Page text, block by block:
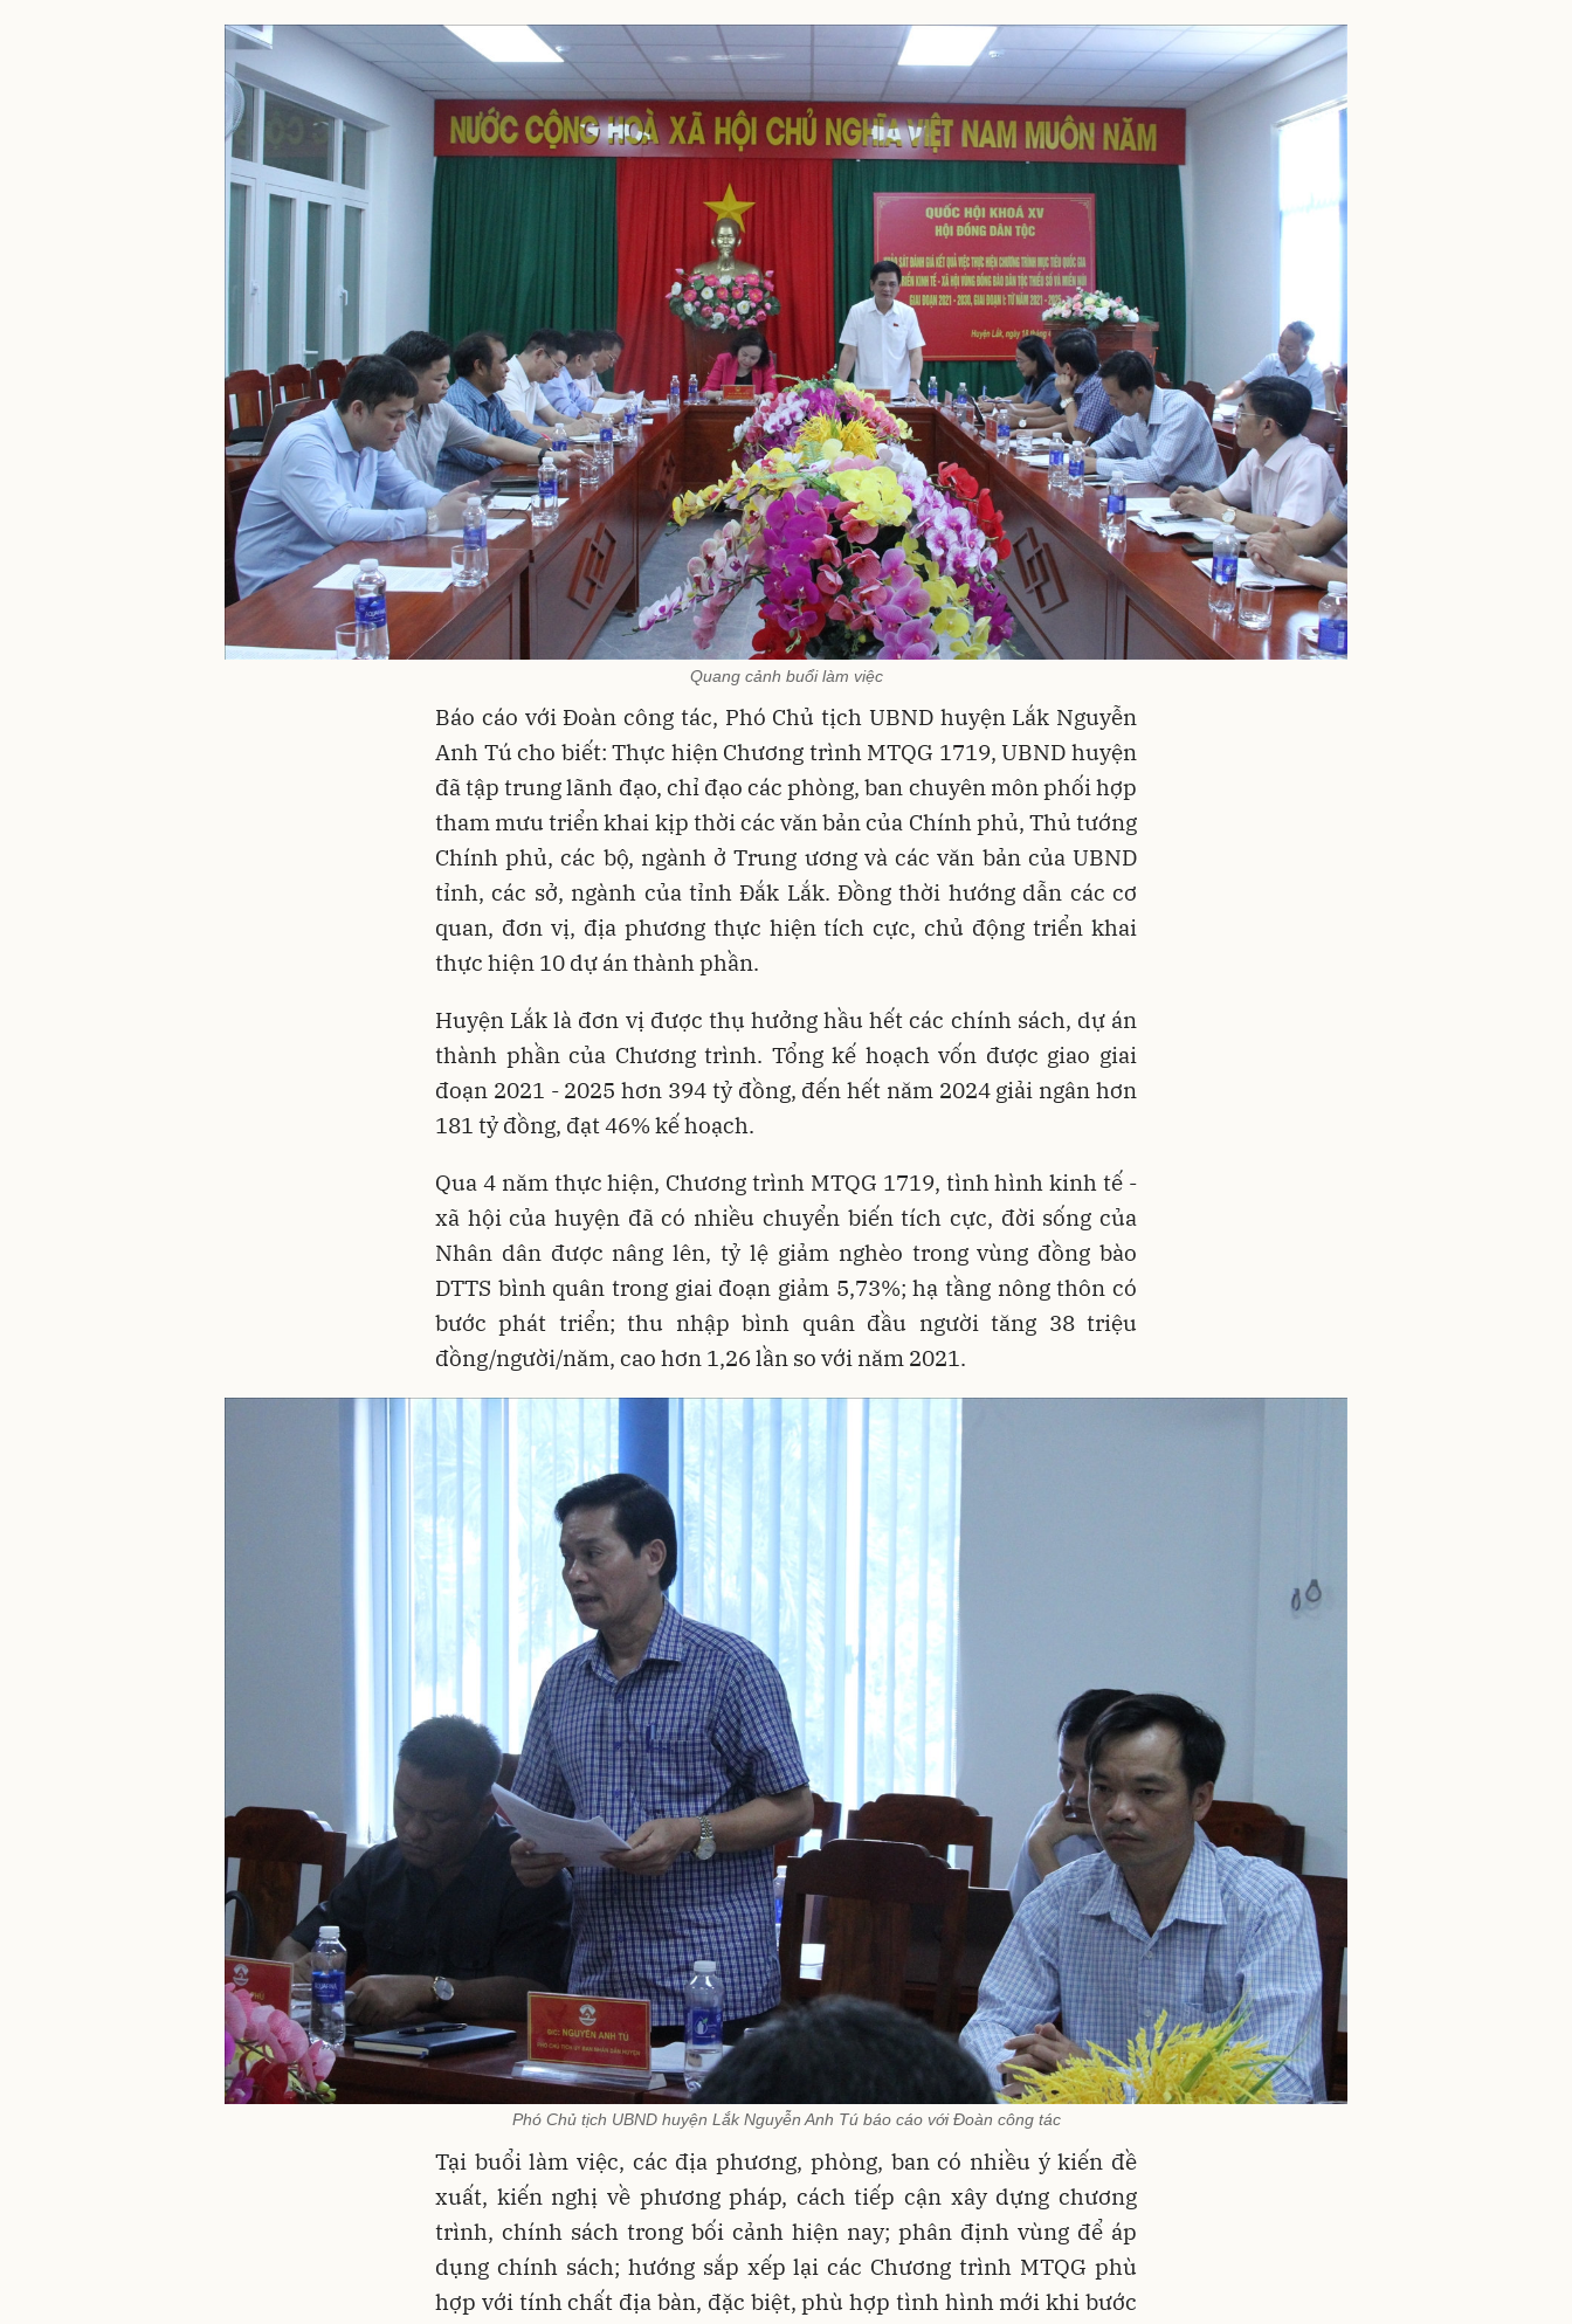
Quang cảnh buổi làm việc
Báo cáo với Đoàn công tác, Phó Chủ tịch UBND huyện Lắk Nguyễn
Anh Tú cho biết: Thực hiện Chương trình MTQG 1719, UBND huyện
đã tập trung lãnh đạo, chỉ đạo các phòng, ban chuyên môn phối hợp
tham mưu triển khai kịp thời các văn bản của Chính phủ, Thủ tướng
Chính phủ, các bộ, ngành ở Trung ương và các văn bản của UBND
tỉnh, các sở, ngành của tỉnh Đắk Lắk. Đồng thời hướng dẫn các cơ
quan, đơn vị, địa phương thực hiện tích cực, chủ động triển khai
thực hiện 10 dự án thành phần.
Huyện Lắk là đơn vị được thụ hưởng hầu hết các chính sách, dự án
thành phần của Chương trình. Tổng kế hoạch vốn được giao giai
đoạn 2021 - 2025 hơn 394 tỷ đồng, đến hết năm 2024 giải ngân hơn
181 tỷ đồng, đạt 46% kế hoạch.
Qua 4 năm thực hiện, Chương trình MTQG 1719, tình hình kinh tế -
xã hội của huyện đã có nhiều chuyển biến tích cực, đời sống của
Nhân dân được nâng lên, tỷ lệ giảm nghèo trong vùng đồng bào
DTTS bình quân trong giai đoạn giảm 5,73%; hạ tầng nông thôn có
bước phát triển; thu nhập bình quân đầu người tăng 38 triệu
đồng/người/năm, cao hơn 1,26 lần so với năm 2021.
Phó Chủ tịch UBND huyện Lắk Nguyễn Anh Tú báo cáo với Đoàn công tác
Tại buổi làm việc, các địa phương, phòng, ban có nhiều ý kiến đề
xuất, kiến nghị về phương pháp, cách tiếp cận xây dựng chương
trình, chính sách trong bối cảnh hiện nay; phân định vùng để áp
dụng chính sách; hướng sắp xếp lại các Chương trình MTQG phù
hợp với tính chất địa bàn, đặc biệt, phù hợp tình hình mới khi bước